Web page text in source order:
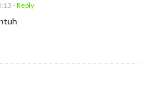
- Reply